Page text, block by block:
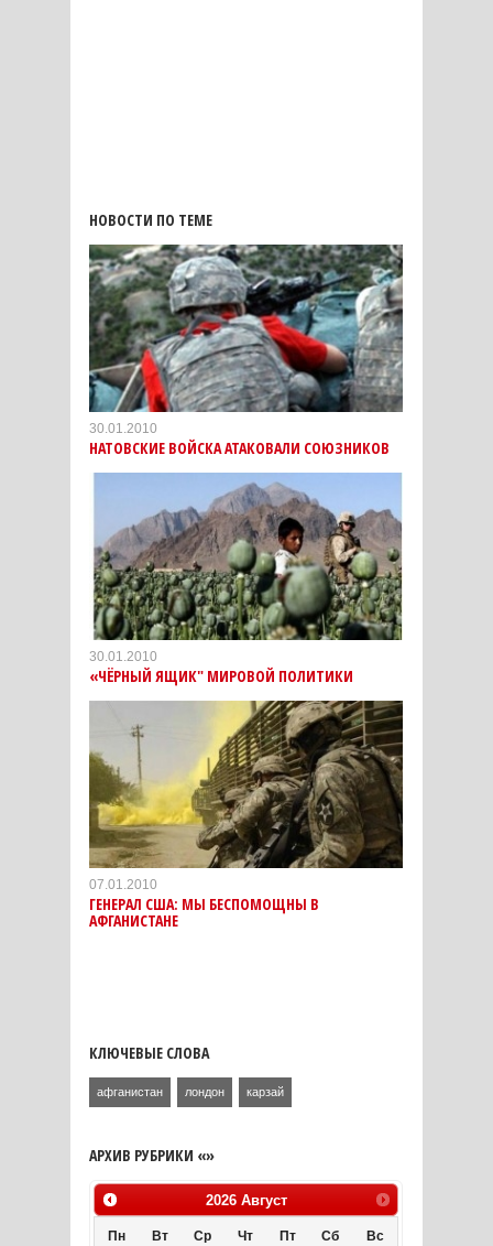
НОВОСТИ ПО ТЕМЕ
30.01.2010
НАТОВСКИЕ ВОЙСКА АТАКОВАЛИ СОЮЗНИКОВ
30.01.2010
«ЧЁРНЫЙ ЯЩИК" МИРОВОЙ ПОЛИТИКИ
07.01.2010
ГЕНЕРАЛ США: МЫ БЕСПОМОЩНЫ В
АФГАНИСТАНЕ
КЛЮЧЕВЫЕ СЛОВА
афганистан лондон карзай
АРХИВ РУБРИКИ «»
2026 Август
Пн Вт Ср Чт Пт Сб Вс